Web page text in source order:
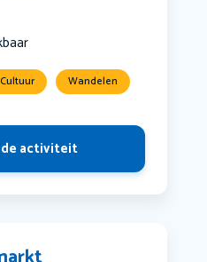
Wandelen
activiteit